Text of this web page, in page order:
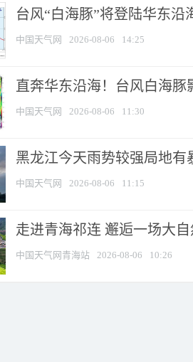
台风“白海豚”将登陆华东沿
中国天气网 2026-08-06 14:25
直奔华东沿海！台风白海豚
中国天气网 2026-08-06 11:30
黑龙江今天雨势较强局地有
中国天气网 2026-08-06 11:15
走进青海祁连 邂逅一场大
中国天气网青海站 2026-08-06 10:26